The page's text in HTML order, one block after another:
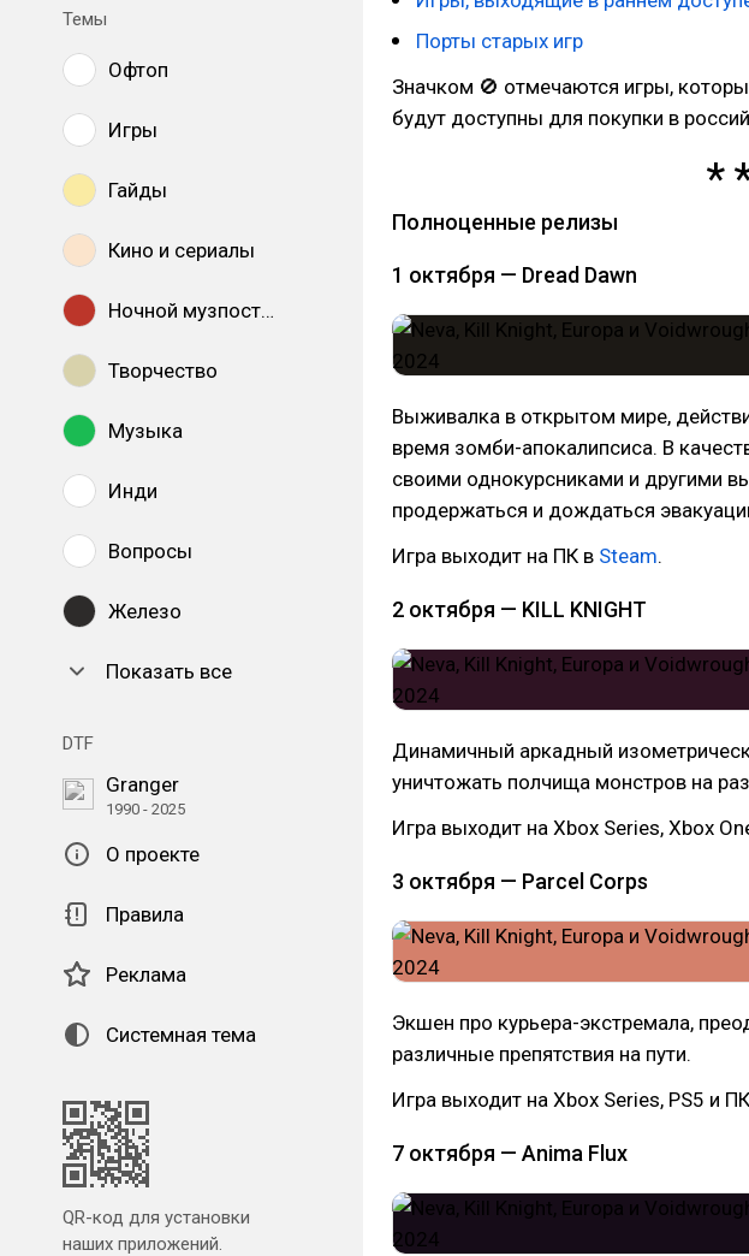
Темы
Офтоп
Игры
Гайды
Кино и сериалы
Ночной музпостинг
Творчество
Музыка
Инди
Вопросы
Железо
Показать все
DTF
Granger
1990 - 2025
О проекте
Правила
Реклама
Системная тема
QR-код для установки
наших приложений.
Порты старых игр
Значком 🚫 отмечаются игры,
будут доступны для покупки в
Полноценные релизы
1 октября — Dread Dawn
Выживалка в открытом мире,
время зомби-апокалипсиса. В
своими однокурсниками и другими
продержаться и дождаться
Игра выходит на ПК в Steam.
2 октября — KILL KNIGHT
Динамичный аркадный
уничтожать полчища монстров на
Игра выходит на Xbox Series, Xbox
3 октября — Parcel Corps
Экшен про курьера-экстремала,
различные препятствия на пути.
Игра выходит на Xbox Series, PS5 и
7 октября — Anima Flux